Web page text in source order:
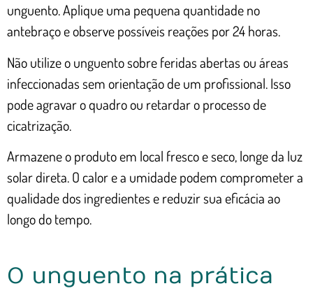
unguento. Aplique uma pequena quantidade no
antebraço e observe possíveis reações por 24 horas.
Não utilize o unguento sobre feridas abertas ou áreas
infeccionadas sem orientação de um profissional. Isso
pode agravar o quadro ou retardar o processo de
cicatrização.
Armazene o produto em local fresco e seco, longe da luz
solar direta. O calor e a umidade podem comprometer a
qualidade dos ingredientes e reduzir sua eficácia ao
longo do tempo.
O unguento na prática